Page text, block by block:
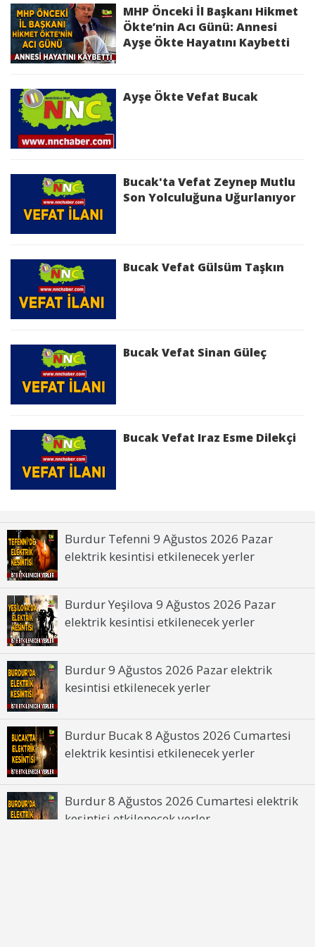
3) Rahmân ve rahîm,
4) Hesap ve ceza (ahiret) gününün Maliki
5) (Allahım!) Yalnız Sana ibadet ederiz ve yalnız
6-7. ) Bizi doğru yola, kendilerine nimet
verdiklerinin yoluna ilet; gazaba
uğrayanlarınkine ve yolunu şaşırıp yoldan
çıkanlarınkine değil.
(Âmin)
MHP Önceki İl Başkanı Hikmet
Ökte’nin Acı Günü: Annesi
Ayşe Ökte Hayatını Kaybetti
Ayşe Ökte Vefat Bucak
Bucak'ta Vefat Zeynep Mutlu
Son Yolculuğuna Uğurlanıyor
Bucak Vefat Gülsüm Taşkın
Bucak Vefat Sinan Güleç
Bucak Vefat Iraz Esme Dilekçi
Burdur Tefenni 9 Ağustos 2026 Pazar
elektrik kesintisi etkilenecek yerler
Burdur Yeşilova 9 Ağustos 2026 Pazar
elektrik kesintisi etkilenecek yerler
Burdur 9 Ağustos 2026 Pazar elektrik
kesintisi etkilenecek yerler
Burdur Bucak 8 Ağustos 2026 Cumartesi
elektrik kesintisi etkilenecek yerler
Burdur 8 Ağustos 2026 Cumartesi elektrik
kesintisi etkilenecek yerler